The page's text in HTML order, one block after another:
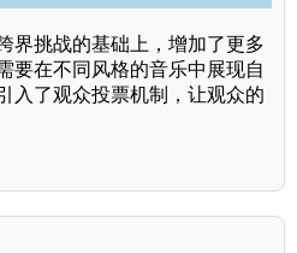
界挑战的基础上，增加了更多
要在不同风格的音乐中展现自
入了观众投票机制，让观众的